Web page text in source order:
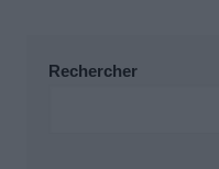
Rechercher